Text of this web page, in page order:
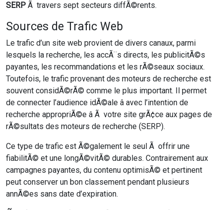
SERP Ã travers sept secteurs diffÃ©rents.
Sources de Trafic Web
Le trafic d’un site web provient de divers canaux, parmi
lesquels la recherche, les accÃ¨s directs, les publicitÃ©s
payantes, les recommandations et les rÃ©seaux sociaux.
Toutefois, le trafic provenant des moteurs de recherche est
souvent considÃ©rÃ© comme le plus important. Il permet
de connecter l’audience idÃ©ale â avec l’intention de
recherche appropriÃ©e â Ã votre site grÃ¢ce aux pages de
rÃ©sultats des moteurs de recherche (SERP).
Ce type de trafic est Ã©galement le seul Ã offrir une
fiabilitÃ© et une longÃ©vitÃ© durables. Contrairement aux
campagnes payantes, du contenu optimisÃ© et pertinent
peut conserver un bon classement pendant plusieurs
annÃ©es sans date d’expiration.